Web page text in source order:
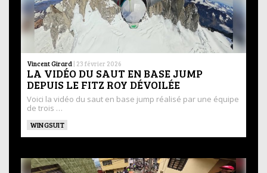
Vincent Girard | 23 février 2026
LA VIDÉO DU SAUT EN BASE JUMP
DEPUIS LE FITZ ROY DÉVOILÉE
Voici la vidéo du saut en base jump réalisé par une équipe
de trois …
WINGSUIT